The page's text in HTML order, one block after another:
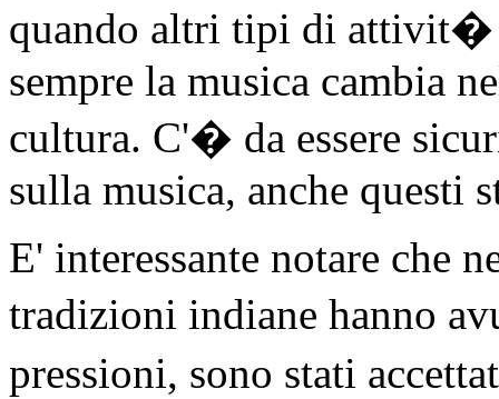
quando altri tipi di attivit�
sempre la musica cambia
cultura. C'� da essere
sulla musica, anche questi
E' interessante notare che
tradizioni indiane hanno
pressioni, sono stati